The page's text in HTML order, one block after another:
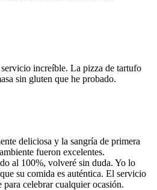
increíble. La pizza de tartufo
sin gluten que he probado.
deliciosa y la sangría de primera
fueron excelentes.
al 100%, volveré sin duda. Yo lo
su comida es auténtica. El servicio
celebrar cualquier ocasión.